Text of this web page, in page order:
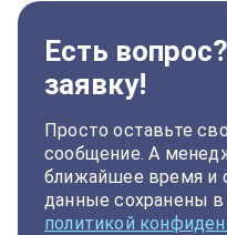
Есть
заявку!
Просто оставьте
сообщение. А
ближайшее время и
данные сохранены
политикой